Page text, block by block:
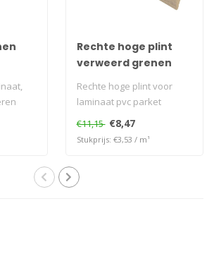
Rechte hoge plint
verweerd grenen
Rechte hoge plint voor
laminaat pvc parket
€11,15 €8,47
Stukprijs: €3,53 / m¹